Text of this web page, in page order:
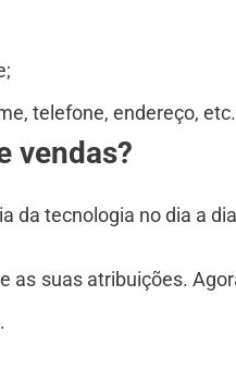
telefone, endereço, etc.
vendas?
da tecnologia no dia a
as suas atribuições.